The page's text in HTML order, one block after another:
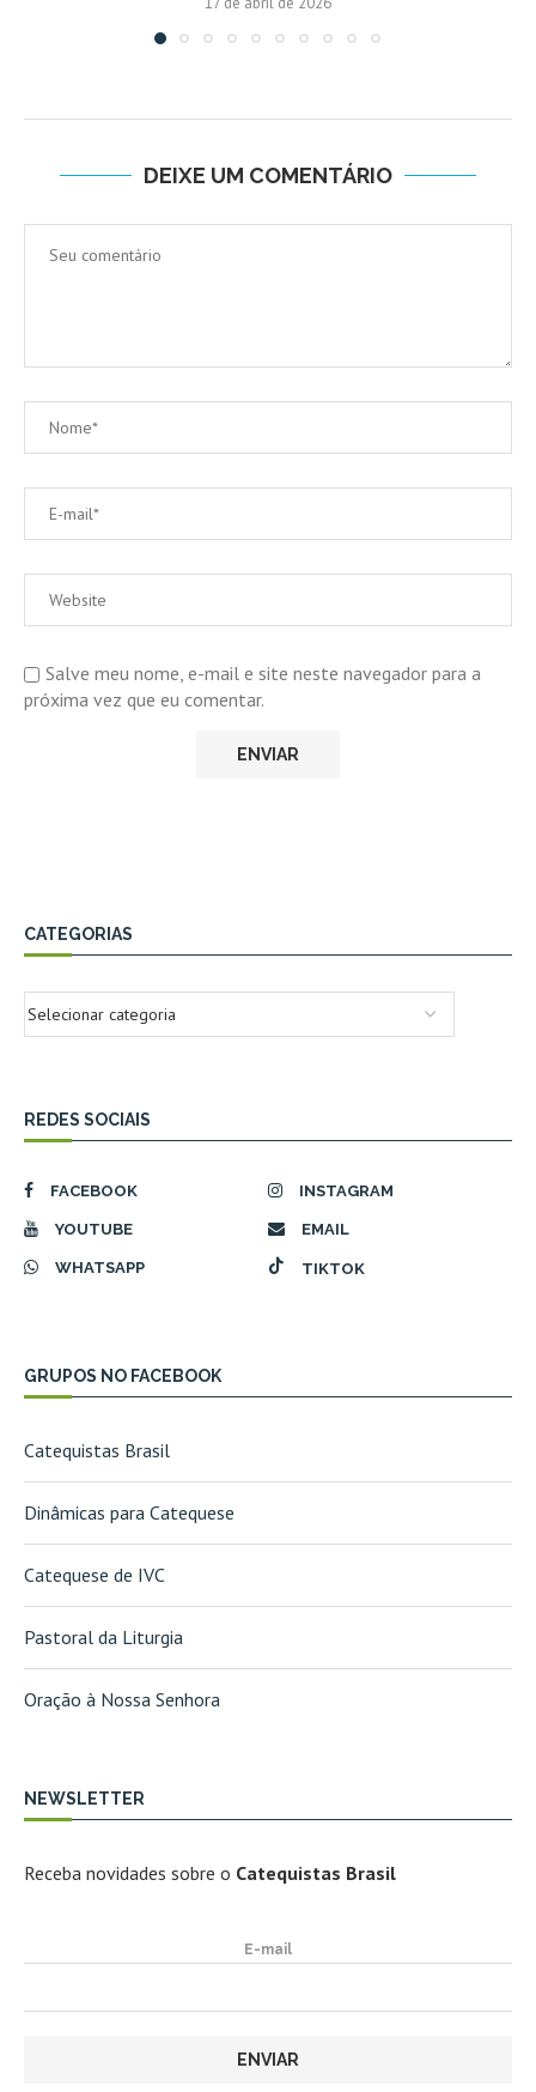
DEIXE UM COMENTÁRIO
Salve meu nome, e-mail e site neste navegador para a
próxima vez que eu comentar.
CATEGORIAS
REDES SOCIAIS
FACEBOOK INSTAGRAM
YOUTUBE EMAIL
WHATSAPP TIKTOK
GRUPOS NO FACEBOOK
Catequistas Brasil
Dinâmicas para Catequese
Catequese de IVC
Pastoral da Liturgia
Oração à Nossa Senhora
NEWSLETTER
Receba novidades sobre o Catequistas Brasil
E-mail